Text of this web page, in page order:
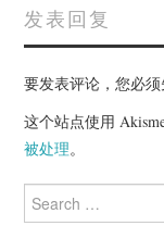
发表回复
要发表评论，您必
这个站点使用
被处理。
Search
for: